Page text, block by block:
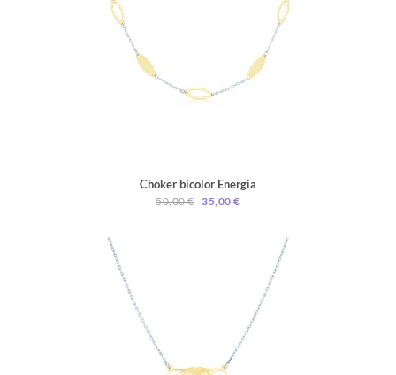
Choker bicolor Energia
50,00 € 35,00 €